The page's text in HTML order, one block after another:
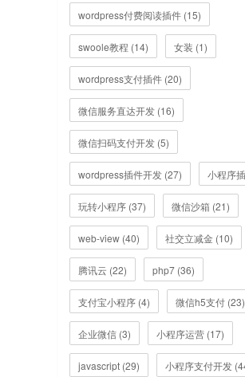
wordpress付费阅读插件 (15)
swoole教程 (14) 女装 (1)
wordpress支付插件 (20)
微信服务直达开发 (16)
微信扫码支付开发 (5)
wordpress插件开发 (27) 小程序
玩转小程序 (37) 微信沙箱 (21)
web-view (40) 社交立减金 (10)
腾讯云 (22) php7 (36)
支付宝小程序 (4) 微信h5支付 (23)
企业微信 (3) 小程序运营 (17)
javascript (29) 小程序支付开发